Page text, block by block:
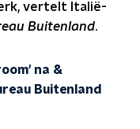
vertelt Italië-
Buitenland.
na &
Buitenland